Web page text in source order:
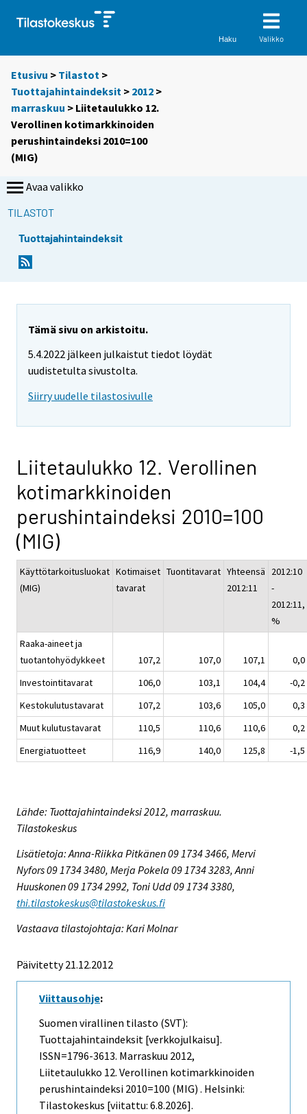
Haku Valikko
Etusivu > Tilastot >
Tuottajahintaindeksit > 2012 >
marraskuu > Liitetaulukko 12.
Verollinen kotimarkkinoiden
perushintaindeksi 2010=100
(MIG)
Avaa valikko
TILASTOT
Tuottajahintaindeksit
Tämä sivu on arkistoitu.
5.4.2022 jälkeen julkaistut tiedot löydät
uudistetulta sivustolta.
Siirry uudelle tilastosivulle
Liitetaulukko 12. Verollinen
kotimarkkinoiden
perushintaindeksi 2010=100
(MIG)
Käyttötarkoitusluokat
(MIG)
Kotimaiset
tavarat
Tuontitavarat Yhteensä
2012:11
2012:10
-
2012:11,
%
Raaka-aineet ja
tuotantohyödykkeet
107,2 107,0 107,1
0,0
Investointitavarat
106,0 103,1 104,4
-0,2
Kestokulutustavarat
107,2 103,6 105,0
0,3
Muut kulutustavarat
110,5 110,6 110,6
0,2
Energiatuotteet
116,9 140,0 125,8 -1,5
Lähde: Tuottajahintaindeksi 2012, marraskuu.
Tilastokeskus
Lisätietoja: Anna-Riikka Pitkänen 09 1734 3466, Mervi
Nyfors 09 1734 3480, Merja Pokela 09 1734 3283, Anni
Huuskonen 09 1734 2992, Toni Udd 09 1734 3380,
thi.tilastokeskus@tilastokeskus.fi
Vastaava tilastojohtaja: Kari Molnar
Päivitetty 21.12.2012
Viittausohje:
Suomen virallinen tilasto (SVT):
Tuottajahintaindeksit [verkkojulkaisu].
ISSN=1796-3613. Marraskuu 2012,
Liitetaulukko 12. Verollinen kotimarkkinoiden
perushintaindeksi 2010=100 (MIG) . Helsinki:
Tilastokeskus [viitattu: 6.8.2026].